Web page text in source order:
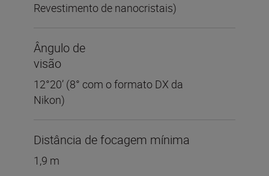
Revestimento de nanocristais)
Ângulo de
visão
12°20’ (8° com o formato DX da
Nikon)
Distância de focagem mínima
1,9 m